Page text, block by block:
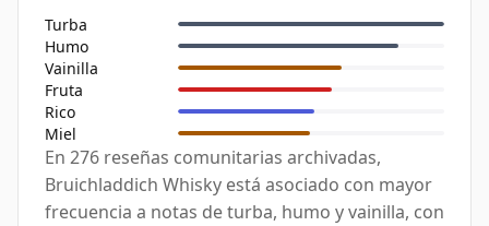
Turba
Humo
Vainilla
Fruta
Rico
Miel
En 276 reseñas comunitarias archivadas,
Bruichladdich Whisky está asociado con mayor
frecuencia a notas de turba, humo y vainilla, con